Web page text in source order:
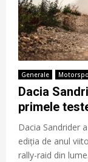
Generale
Dacia
primele
Dacia Sandrider
ediția de anul
rally-raid din